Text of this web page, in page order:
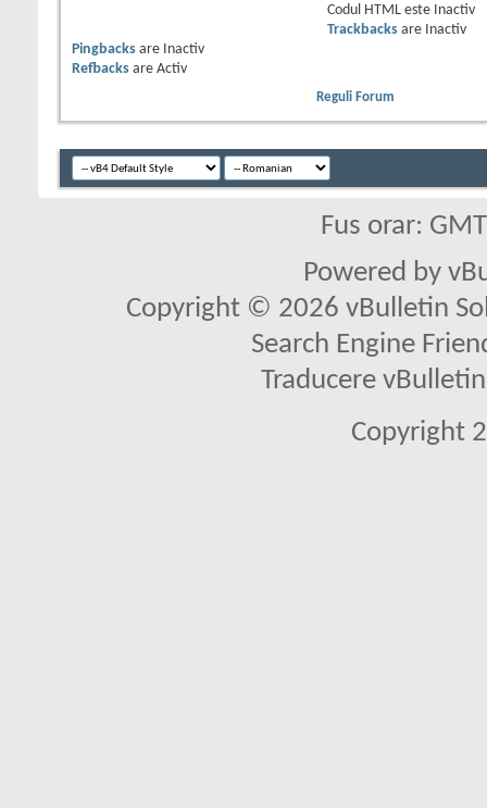
Codul HTML este
Inactiv
Trackbacksare
Inactiv
Pingbacks are
Inactiv
Refbacks are Activ
Reguli Forum
Fus orar:
Powered by
Copyright © 2026 vBulletin
Search Engine
Traducere
Copyright